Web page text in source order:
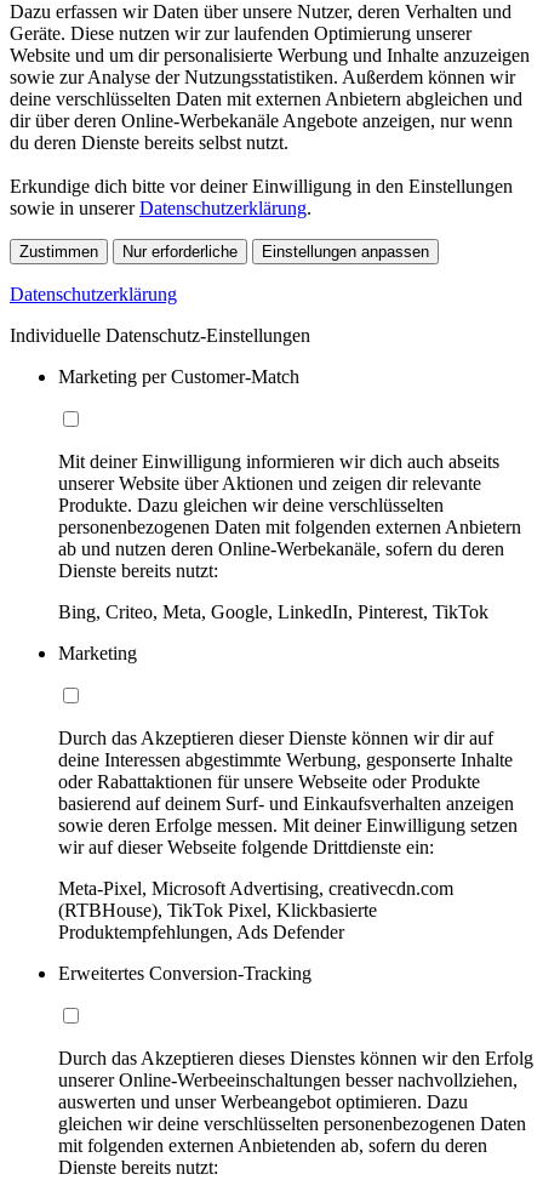
Dazu erfassen wir Daten über unsere Nutzer, deren Verhalten und
Geräte. Diese nutzen wir zur laufenden Optimierung unserer
Website und um dir personalisierte Werbung und Inhalte anzuzeigen
sowie zur Analyse der Nutzungsstatistiken. Außerdem können wir
deine verschlüsselten Daten mit externen Anbietern abgleichen und
dir über deren Online-Werbekanäle Angebote anzeigen, nur wenn
du deren Dienste bereits selbst nutzt.
Erkundige dich bitte vor deiner Einwilligung in den Einstellungen
sowie in unsererDatenschutzerklärung.
Zustimmen Nur erforderliche Einstellungen anpassen
Datenschutzerklärung
Individuelle Datenschutz-Einstellungen
Marketing per Customer-Match
Mit deiner Einwilligung informieren wir dich auch abseits
unserer Website über Aktionen und zeigen dir relevante
Produkte. Dazu gleichen wir deine verschlüsselten
personenbezogenen Daten mit folgenden externen Anbietern
ab und nutzen deren Online-Werbekanäle, sofern du deren
Dienste bereits nutzt:
Bing, Criteo, Meta, Google, LinkedIn, Pinterest, TikTok
Marketing
Durch das Akzeptieren dieser Dienste können wir dir auf
deine Interessen abgestimmte Werbung, gesponserte Inhalte
oder Rabattaktionen für unsere Webseite oder Produkte
basierend auf deinem Surf- und Einkaufsverhalten anzeigen
sowie deren Erfolge messen. Mit deiner Einwilligung setzen
wir auf dieser Webseite folgende Drittdienste ein:
Meta-Pixel, Microsoft Advertising, creativecdn.com
(RTBHouse), TikTok Pixel, Klickbasierte
Produktempfehlungen, Ads Defender
Erweitertes Conversion-Tracking
Durch das Akzeptieren dieses Dienstes können wir den Erfolg
unserer Online-Werbeeinschaltungen besser nachvollziehen,
auswerten und unser Werbeangebot optimieren. Dazu
gleichen wir deine verschlüsselten personenbezogenen Daten
mit folgenden externen Anbietenden ab, sofern du deren
Dienste bereits nutzt: